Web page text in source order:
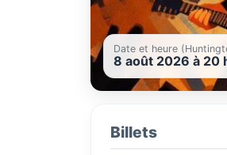
Date et heure
8 août 2026 à 20
Billets